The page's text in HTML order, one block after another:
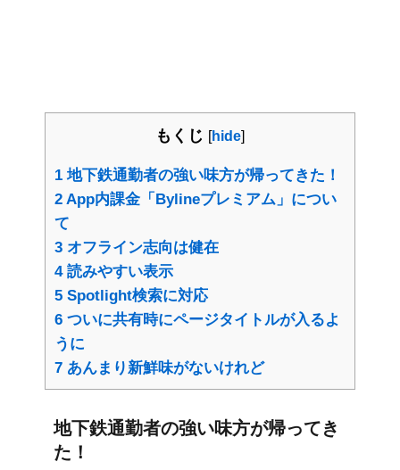
もくじ [hide]
1 地下鉄通勤者の強い味方が帰ってきた！
2 App内課金「Bylineプレミアム」につい
て
3 オフライン志向は健在
4読みやすい表示
5 Spotlight検索に対応
6 ついに共有時にページタイトルが入るよ
うに
7 あんまり新鮮味がないけれど
地下鉄通勤者の強い味方が帰ってき
た！